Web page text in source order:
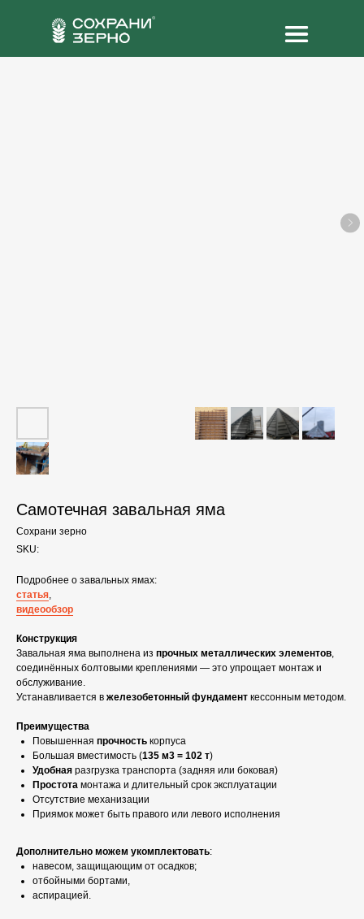
Самотечная завальная яма
Сохрани зерно
SKU:
Подробнее о завальных ямах:
статья,
видеообзор
Конструкция
Завальная яма выполнена из прочных металлических элементов,
соединённых болтовыми креплениями — это упрощает монтаж и
обслуживание.
Устанавливается в железобетонный фундамент кессонным методом.
Преимущества
Повышенная прочность корпуса
Большая вместимость (135 м3 = 102 т)
Удобная разгрузка транспорта (задняя или боковая)
Простота монтажа и длительный срок эксплуатации
Отсутствие механизации
Приямок может быть правого или левого исполнения
Дополнительно можем укомплектовать:
навесом, защищающим от осадков;
отбойными бортами,
аспирацией.